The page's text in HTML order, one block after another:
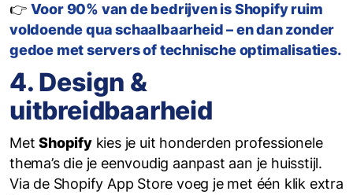
👉 Voor 90% van de bedrijven is Shopify ruim
voldoende qua schaalbaarheid – en dan zonder
gedoe met servers of technische optimalisaties.
4. Design &
uitbreidbaarheid
MetShopifykies je uit honderden professionele
thema’s die je eenvoudig aanpast aan je huisstijl.
Via de Shopify App Store voeg je met één klik extra